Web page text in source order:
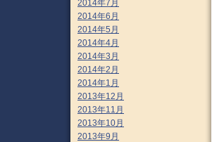
2014年7月
2014年6月
2014年5月
2014年4月
2014年3月
2014年2月
2014年1月
2013年12月
2013年11月
2013年10月
2013年9月